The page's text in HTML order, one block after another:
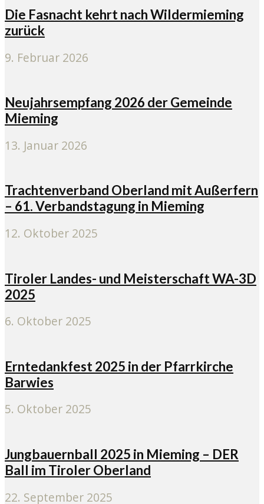
Die Fasnacht kehrt nach Wildermieming
zurück
9. Februar 2026
Neujahrsempfang 2026 der Gemeinde
Mieming
13. Januar 2026
Trachtenverband Oberland mit Außerfern
– 61. Verbandstagung in Mieming
12. Oktober 2025
Tiroler Landes- und Meisterschaft WA-3D
2025
6. Oktober 2025
Erntedankfest 2025 in der Pfarrkirche
Barwies
5. Oktober 2025
Jungbauernball 2025 in Mieming – DER
Ball im Tiroler Oberland
22. September 2025